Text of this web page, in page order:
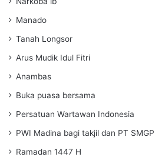
Manado
Tanah Longsor
Arus Mudik Idul Fitri
Anambas
Buka puasa bersama
Persatuan Wartawan Indonesia
PWI Madina bagi takjil dan PT SMGP
Ramadan 1447 H